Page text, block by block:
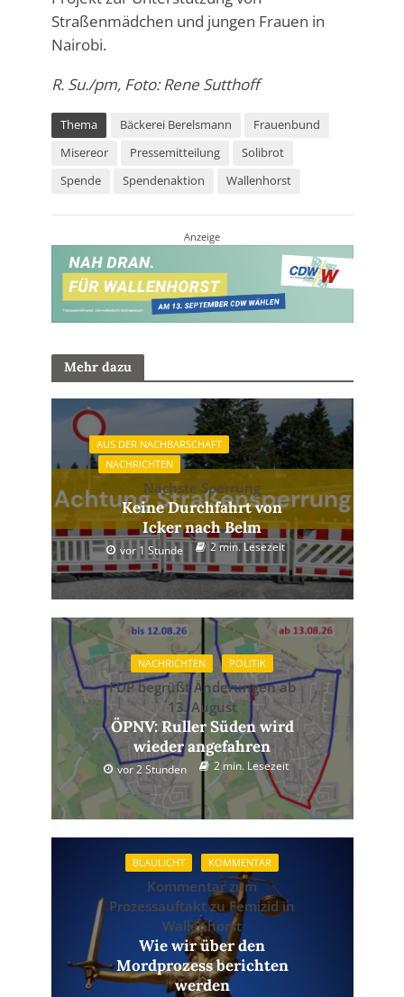
Straßenmädchen und jungen Frauen in
Nairobi.
R. Su./pm, Foto: Rene Sutthoff
Thema Bäckerei Berelsmann
Frauenbund
Misereor
Pressemitteilung
Solibrot
Spende
Spendenaktion Wallenhorst
Anzeige
Mehr dazu
AUS DER NACHBARSCHAFT
NACHRICHTEN
Nächste Sperrung
Keine Durchfahrt von
Icker nach Belm
vor 1 Stunde 2 min. Lesezeit
NACHRICHTEN POLITIK
FDP begrüßt Änderungen ab
13. August
ÖPNV: Ruller Süden wird
wieder angefahren
vor 2 Stunden 2 min. Lesezeit
BLAULICHT KOMMENTAR
Kommentar zum
Prozessauftakt zu Femizid in
Wallenhorst
Wie wir über den
Mordprozess berichten
werden